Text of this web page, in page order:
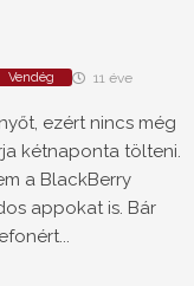
Vendég 11 éve
ezért nincs még
kétnaponta tölteni.
a BlackBerry
appokat is. Bár